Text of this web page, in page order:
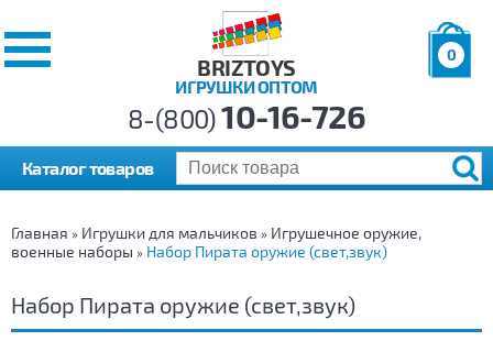
BRIZTOYS
ИГРУШКИ ОПТОМ
0
р.
8-(800)10-16-726
Каталог товаров
Главная » Игрушки для мальчиков » Игрушечное оружие,
военные наборы » Набор Пирата оружие (свет,звук)
Набор Пирата оружие (свет,звук)